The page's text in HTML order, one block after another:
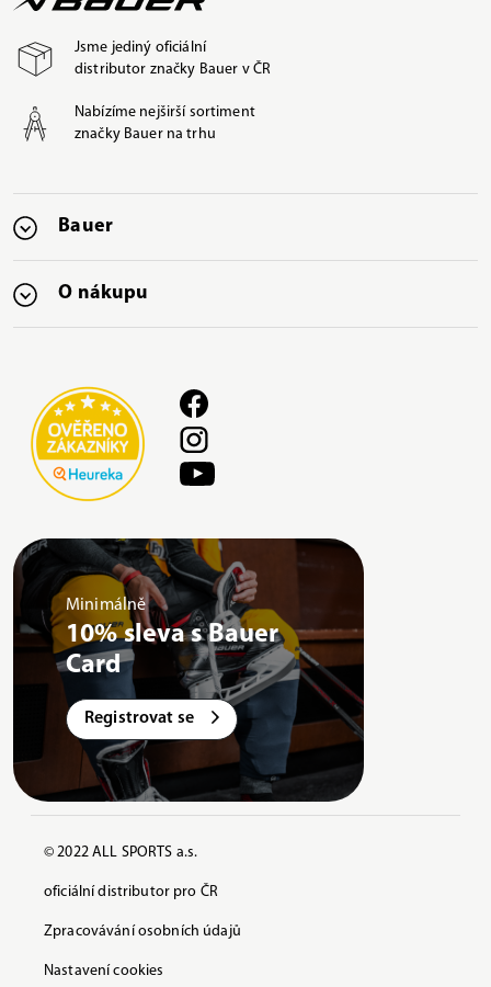
Jsme jediný oficiální
distributor značky Bauer v ČR
Nabízíme nejširší sortiment
značky Bauer na trhu
Bauer
O nákupu
Minimálně
10% sleva s Bauer
Card
Registrovat se
© 2022 ALL SPORTS a.s.
oficiální distributor pro ČR
Zpracovávání osobních údajů
Nastavení cookies